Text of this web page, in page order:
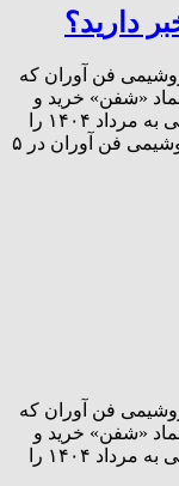
دارید؟
فن آوران که
نماد «شفن» خرید و
فروش می شود ، گزارش فعالیت ماهانه منتهی به مرداد ۱۴۰۴ را
منتشر کرد. بر اساس این گزارش شرکت پتروشیمی فن آوران در ۵
فن آوران که
نماد «شفن» خرید و
فروش می شود ، گزارش فعالیت ماهانه منتهی به مرداد ۱۴۰۴ را